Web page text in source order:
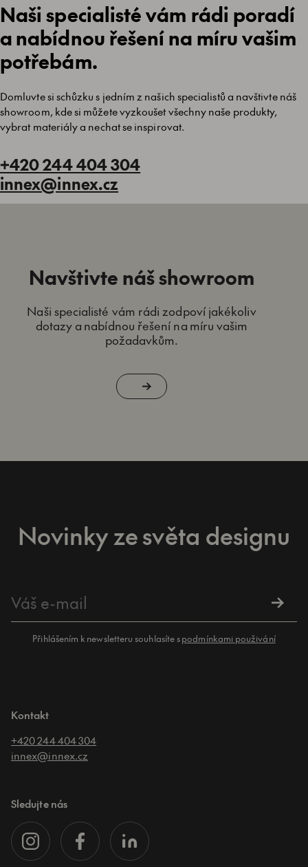
Naši specialisté vám rádi poradí
a nabídnou řešení na míru vašim
potřebám.
Domluvte si schůzku s jedním z našich specialistů a navštivte náš
showroom, kde si můžete vyzkoušet všechny naše produkty,
vybrat materiály a nechat se inspirovat.
+420 244 404 304
innex@innex.cz
Navštivte náš showroom
Naši specialisté vám rádi zodpoví jakékoliv
dotazy a nabídnou řešení na míru vašim
požadavkům.
Novinky ze světa designu
Přihlášením k newsletteru souhlasíte spodmínkami použivání
Kontakt
+420 244 404 304
innex@innex.cz
Sledujte nás